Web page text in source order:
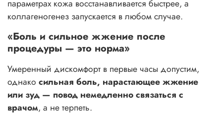
параметрах кожа восстанавливается быстрее, а
коллагеногенез запускается в любом случае.
«Боль и сильное жжение после
процедуры — это норма»
Умеренный дискомфорт в первые часы допустим,
однако сильная боль, нарастающее жжение
или зуд — повод немедленно связаться с
врачом, а не терпеть.